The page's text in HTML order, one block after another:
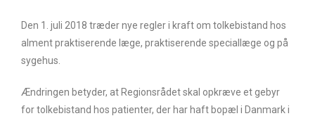
Den 1. juli 2018 træder nye regler i kraft om tolkebistand hos
alment praktiserende læge, praktiserende speciallæge og på
sygehus.
Ændringen betyder, at Regionsrådet skal opkræve et gebyr
for tolkebistand hos patienter, der har haft bopæl i Danmark i